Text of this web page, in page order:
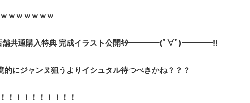
ｗｗｗｗｗｗ
店舗共通購入特典 完成イラスト公開ｷﾀ━━━━(ﾟ∀ﾟ)━━━━!!
にジャンヌ狙うよりイシュタル待つべきかね？？？
！！！！！！！！！